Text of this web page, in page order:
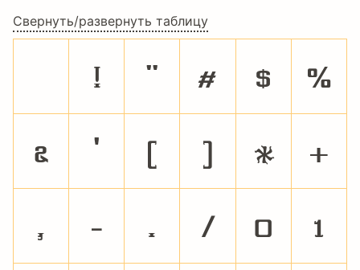
Свернуть/развернуть таблицу
! " # $
%
&
' ( ) *
+
,
- . / 0
1